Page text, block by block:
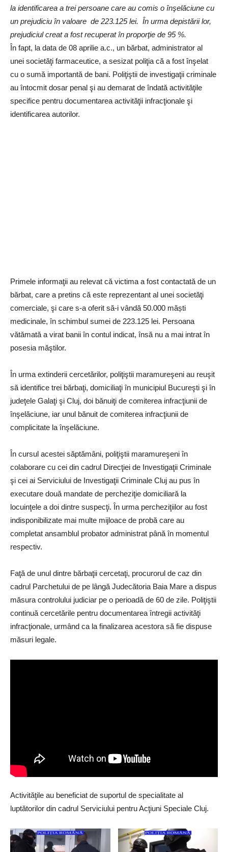
la identificarea a trei persoane care au comis o înşelăciune cu
un prejudiciu în valoare de 223.125 lei. În urma depistării lor,
prejudiciul creat a fost recuperat în proporţie de 95 %.
În fapt, la data de 08 aprilie a.c., un bărbat, administrator al
unei societăţi farmaceutice, a sesizat poliţia că a fost înşelat
cu o sumă importantă de bani. Poliţiştii de investigaţii criminale
au întocmit dosar penal şi au demarat de îndată activităţile
specifice pentru documentarea activităţii infracţionale şi
identificarea autorilor.
Primele informaţii au relevat că victima a fost contactată de un
bărbat, care a pretins că este reprezentant al unei societăţi
comerciale, şi care s-a oferit să-i vândă 50.000 măști
medicinale, în schimbul sumei de 223.125 lei. Persoana
vătămată a virat banii în contul indicat, însă nu a mai intrat în
posesia măştilor.
În urma extinderii cercetărilor, poliţiştii maramureşeni au reuşit
să identifice trei bărbaţi, domiciliaţi în municipiul Bucureşti şi în
judeţele Galaţi şi Cluj, doi bănuiţi de comiterea infracţiunii de
înşelăciune, iar unul bănuit de comiterea infracţiunii de
complicitate la înşelăciune.
În cursul acestei săptămâni, poliţiştii maramureşeni în
colaborare cu cei din cadrul Direcţiei de Investigaţii Criminale
şi cei ai Serviciului de Investigaţii Criminale Cluj au pus în
executare două mandate de percheziţie domiciliară la
locuinţele a doi dintre suspecţi. În urma percheziţiilor au fost
indisponibilizate mai multe mijloace de probă care au
completat ansamblul probator administrat până în momentul
respectiv.
Faţă de unul dintre bărbaţii cercetaţi, procurorul de caz din
cadrul Parchetului de pe lângă Judecătoria Baia Mare a dispus
măsura controlului judiciar pe o perioadă de 60 de zile. Poliţiştii
continuă cercetările pentru documentarea întregii activităţi
infracţionale, urmând ca la finalizarea acestora să fie dispuse
măsuri legale.
Activităţile au beneficiat de suportul de specialitate al
luptătorilor din cadrul Serviciului pentru Acţiuni Speciale Cluj.